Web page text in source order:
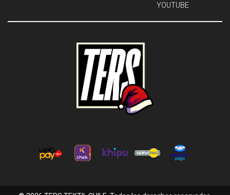
YOUTUBE